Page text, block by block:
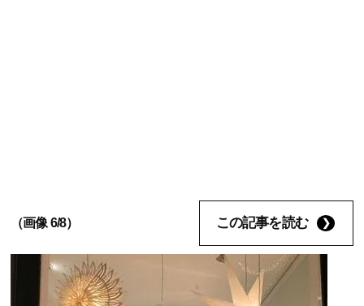
（画像 6/8） この記事を読む